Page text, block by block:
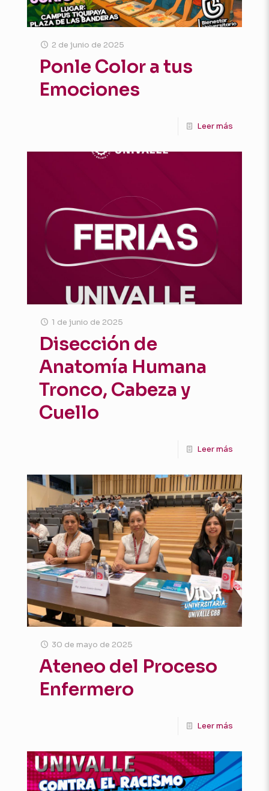
2 de junio de 2025
Ponle Color a tus
Emociones
Leer más
1 de junio de 2025
Disección de
Anatomía Humana
Tronco, Cabeza y
Cuello
Leer más
30 de mayo de 2025
Ateneo del Proceso
Enfermero
Leer más